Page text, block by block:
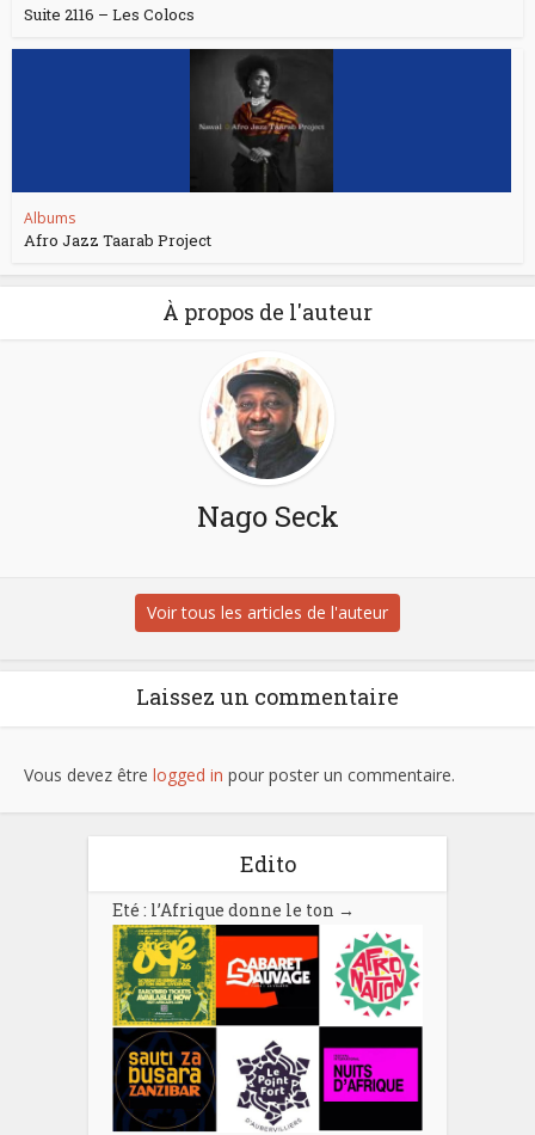
Suite 2116 – Les Colocs
Albums
Afro Jazz Taarab Project
À propos de l'auteur
Nago Seck
Voir tous les articles de l'auteur
Laissez un commentaire
Vous devez être logged in pour poster un commentaire.
Edito
Eté : l’Afrique donne le ton →